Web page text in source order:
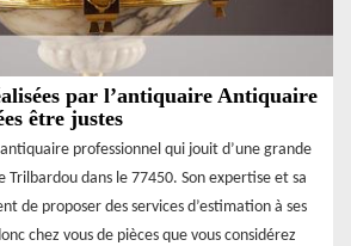
par l’antiquaire Antiquaire
être justes
professionnel qui jouit d’une grande
Trilbardou dans le 77450. Son expertise et sa
de proposer des services d’estimation à ses
chez vous de pièces que vous considérez